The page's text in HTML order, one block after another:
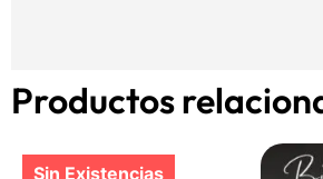
Productos